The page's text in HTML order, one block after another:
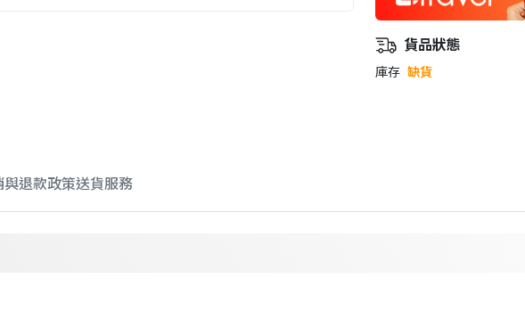
貨品狀態
庫存 缺貨
與退款政策送貨服務